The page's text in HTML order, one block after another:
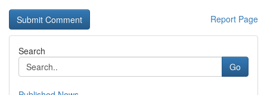
Report Page
Search
Go